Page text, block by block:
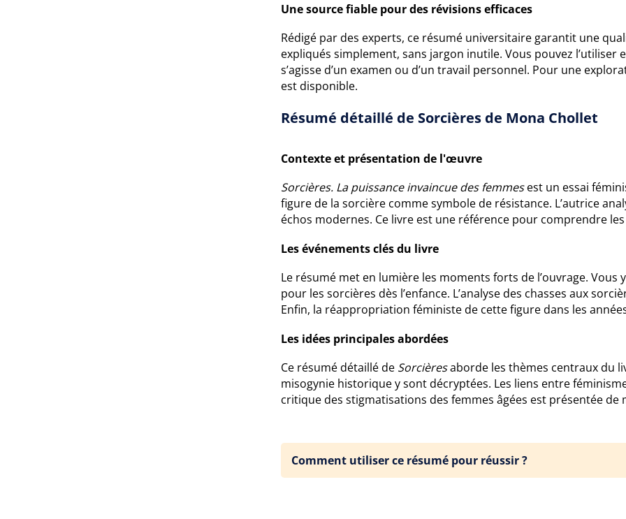
Une source fiable pour des révisions efficaces
Rédigé par des experts, ce résumé universitaire garantit une
expliqués simplement, sans jargon inutile. Vous pouvez l’utiliser
s’agisse d’un examen ou d’un travail personnel. Pour une
est disponible.
Résumé détaillé de Sorcières de Mona Chollet
Contexte et présentation de l'œuvre
Sorcières. La puissance invaincue des femmesest un essai
figure de la sorcière comme symbole de résistance. L’autrice
échos modernes. Ce livre est une référence pour comprendre
Les événements clés du livre
Le résumé met en lumière les moments forts de l’ouvrage.
pour les sorcières dès l’enfance. L’analyse des chasses aux
Enfin, la réappropriation féministe de cette figure dans les
Les idées principales abordées
Ce résumé détaillé de Sorcièresaborde les thèmes centraux du
misogynie historique y sont décryptées. Les liens entre
critique des stigmatisations des femmes âgées est présentée de
Comment utiliser ce résumé pour réussir ?